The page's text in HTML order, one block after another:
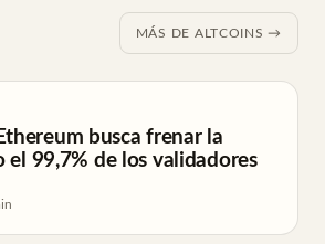
MÁS DE ALTCOINS →
busca frenar la
el 99,7% de los validadores